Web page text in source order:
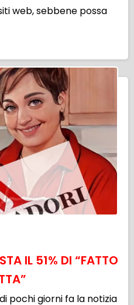
web, sebbene possa
IL 51% DI “FATTO
pochi giorni fa la notizia